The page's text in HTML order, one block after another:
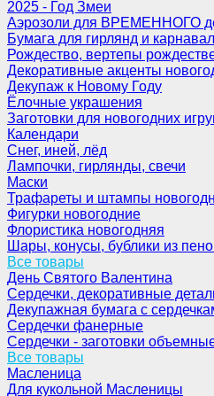
2025 - Год Змеи
Аэрозоли для ВРЕМЕННОГО
Бумага для гирлянд и
Рождество, вертепы
Декоративные акценты
Декупаж к Новому Году
Ёлочные украшения
Заготовки для новогодних
Календари
Снег, иней, лёд
Лампочки, гирлянды, свечи
Маски
Трафареты и штампы
Фигурки новогодние
Флористика новогодняя
Шары, конусы, бублики из
Все товары
День Святого Валентина
Сердечки, декоративные
Декупажная бумага с
Сердечки фанерные
Сердечки - заготовки
Все товары
Масленица
Для кукольной Масленицы